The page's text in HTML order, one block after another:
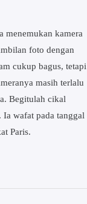
menemukan kamera
foto dengan
cukup bagus, tetapi
masih terlalu
Begitulah cikal
wafat pada tanggal
Paris.